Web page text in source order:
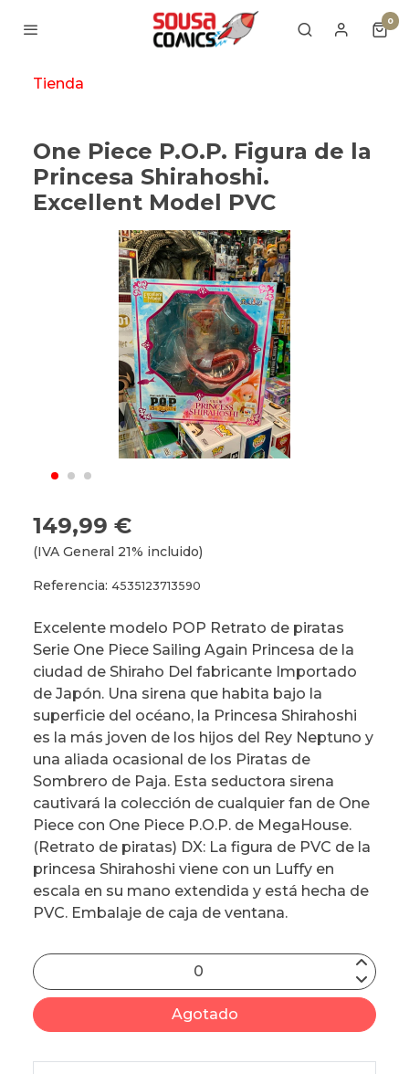
0
Tienda
One Piece P.O.P. Figura de la
Princesa Shirahoshi.
Excellent Model PVC
149,99 €
(IVA General 21% incluido)
Referencia: 4535123713590
Excelente modelo POP Retrato de piratas
Serie One Piece Sailing Again Princesa de la
ciudad de Shiraho Del fabricante Importado
de Japón. Una sirena que habita bajo la
superficie del océano, la Princesa Shirahoshi
es la más joven de los hijos del Rey Neptuno y
una aliada ocasional de los Piratas de
Sombrero de Paja. Esta seductora sirena
cautivará la colección de cualquier fan de One
Piece con One Piece P.O.P. de MegaHouse.
(Retrato de piratas) DX: La figura de PVC de la
princesa Shirahoshi viene con un Luffy en
escala en su mano extendida y está hecha de
PVC. Embalaje de caja de ventana.
Agotado